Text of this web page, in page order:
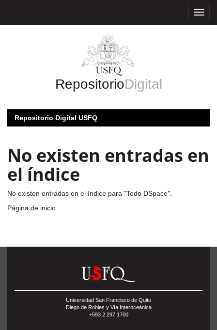
RepositorioDigital
Repositorio Digital USFQ
No existen entradas en
el índice
No existen entradas en el índice para "Todo DSpace".
Página de inicio
Universidad San Francisco de Quito
Diego de Robles y Vía Interoceánica
+593 2 297 1700